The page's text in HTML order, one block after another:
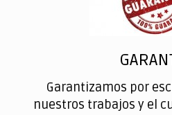
Garantizamos por
nuestros trabajos y el